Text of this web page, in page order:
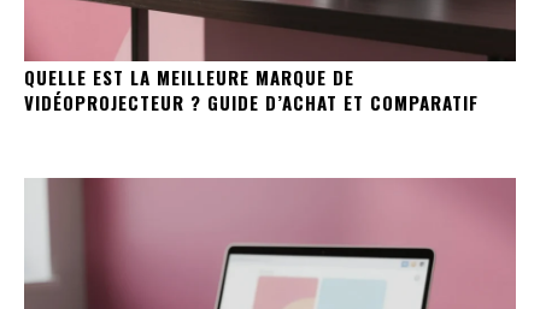
QUELLE EST LA MEILLEURE MARQUE DE
VIDÉOPROJECTEUR ? GUIDE D’ACHAT ET COMPARATIF